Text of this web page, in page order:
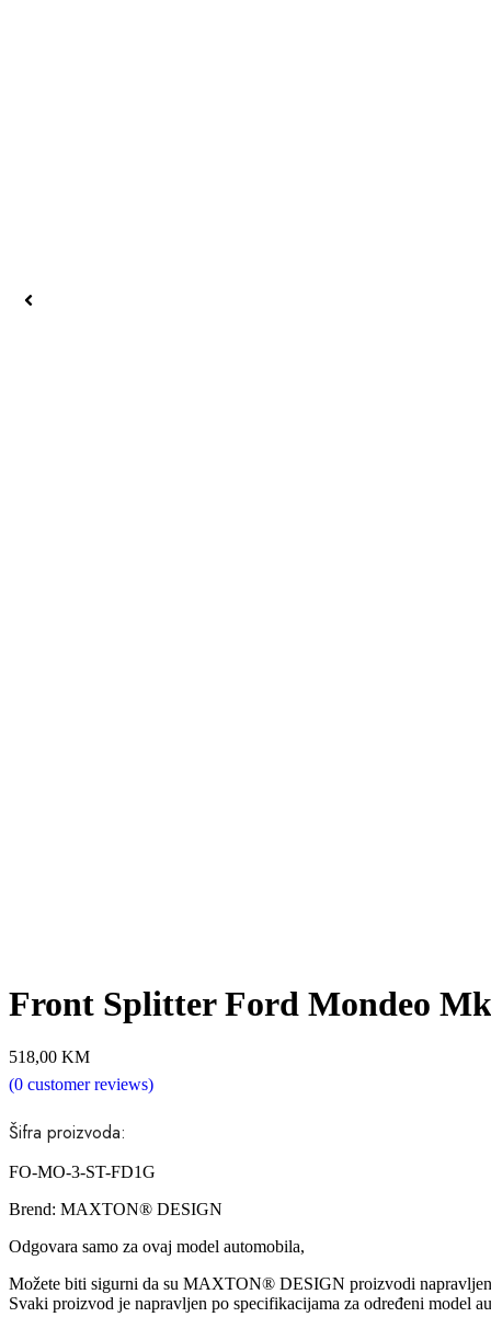
Front Splitter Ford Mondeo
518,00 KM
(0 customer reviews)
Šifra proizvoda:
FO-MO-3-ST-FD1G
Brend: MAXTON® DESIGN
Odgovara samo za ovaj model automobila,
Možete biti sigurni da su MAXTON® DESIGN proizvodi
Svaki proizvod je napravljen po specifikacijama za određeni model